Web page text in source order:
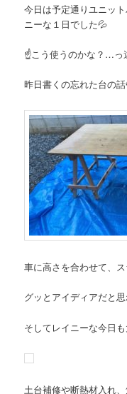
今日は予定通りユニッ
ニーな１日でした💦
☝️こう使うのかな？…っ
昨日書くの忘れた台の
車に高さを合わせて、
グッとアイディアだと
そしてレイニーな今日も
土台補修や断熱材入れ